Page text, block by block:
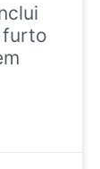
furto